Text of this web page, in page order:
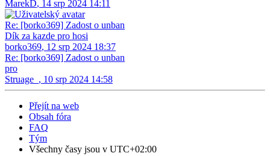
MarekD, 14 srp 2024 14:11
Re: [borko369] Zadost o unban
Dík za kazde pro hosi
borko369, 12 srp 2024 18:37
Re: [borko369] Zadost o unban
pro
Struage_ , 10 srp 2024 14:58
Přejít na web
Obsah fóra
FAQ
Tým
Všechny časy jsou v UTC+02:00